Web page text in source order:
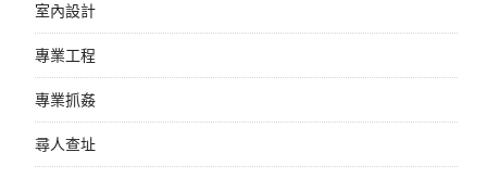
室內設計
專業工程
專業抓姦
尋人查址